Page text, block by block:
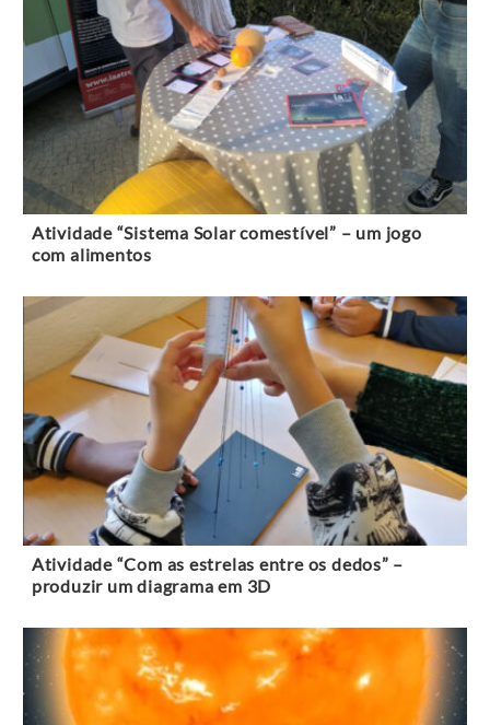
Atividade “Sistema Solar comestível” – um jogo
com alimentos
Atividade “Com as estrelas entre os dedos” –
produzir um diagrama em 3D